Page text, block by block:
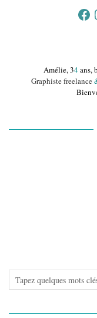
Amélie, 34ans,
Graphiste freelance